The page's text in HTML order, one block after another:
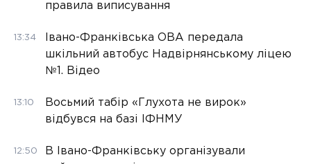
правила виписування
13:34
Івано-Франківська ОВА передала
шкільний автобус Надвірнянському ліцею
№1. Відео
13:10
Восьмий табір «Глухота не вирок»
відбувся на базі ІФНМУ
12:50
В Івано-Франківську організували